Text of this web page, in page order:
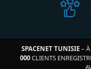
SPACENET TUNISIE– À
000CLIENTS